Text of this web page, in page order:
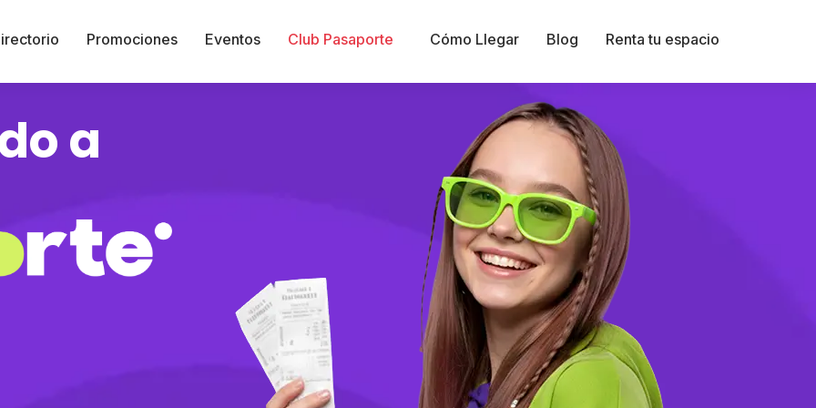
Promociones Eventos Club Pasaporte Cómo Llegar Blog Renta tu espacio
a